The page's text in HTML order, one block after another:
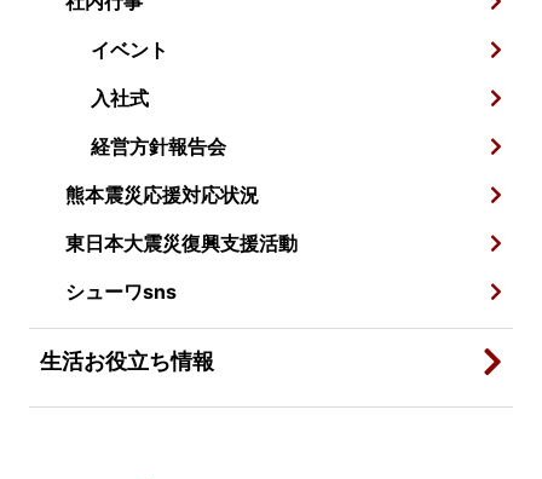
イベント
入社式
経営方針報告会
熊本震災応援対応状況
東日本大震災復興支援活動
シューワsns
生活お役立ち情報